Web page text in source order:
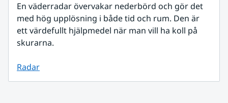
En väderradar övervakar nederbörd och gör det
med hög upplösning i både tid och rum. Den är
ett värdefullt hjälpmedel när man vill ha koll på
skurarna.
Radar